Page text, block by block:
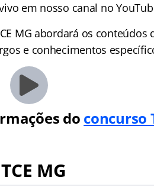
em nosso canal no
MG abordará os conteúdos
e conhecimentos
do concurso
MG